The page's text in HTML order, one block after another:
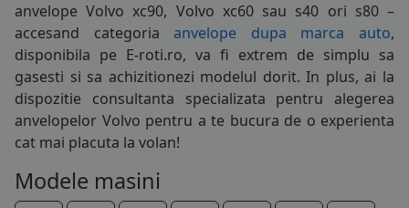
anvelope Volvo xc90, Volvo xc60 sau s40 ori s80 –
accesand categoriaanvelope dupa marca auto,
disponibila pe E-roti.ro, va fi extrem de simplu sa
gasesti si sa achizitionezi modelul dorit. In plus, ai la
dispozitie consultanta specializata pentru alegerea
anvelopelor Volvo pentru a te bucura de o experienta
cat mai placuta la volan!
Modele masini
185/65R14
185/70R14
195/70R14
185/55R15
185/65R15